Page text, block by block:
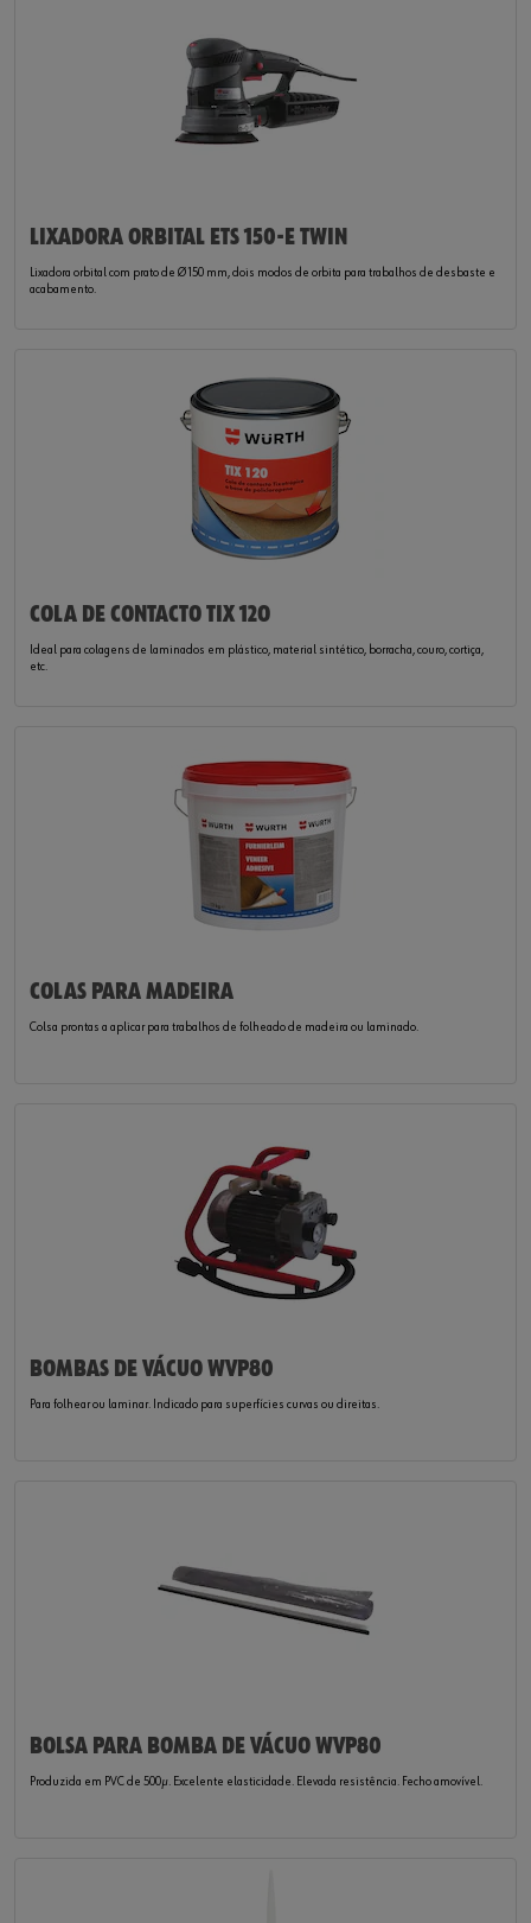
LIXADORA ORBITAL ETS 150-E TWIN
Lixadora orbital com prato de Ø 150 mm, dois modos de orbita para trabalhos de desbaste e
acabamento.
COLA DE CONTACTO TIX 12O
Ideal para colagens de laminados em plástico, material sintético, borracha, couro, cortiça,
etc.
COLAS PARA MADEIRA
Colsa prontas a aplicar para trabalhos de folheado de madeira ou laminado.
BOMBAS DE VÁCUO WVP80
Para folhear ou laminar. Indicado para superfícies curvas ou direitas.
BOLSA PARA BOMBA DE VÁCUO WVP80
Produzida em PVC de 500µ. Excelente elasticidade. Elevada resistência. Fecho amovível.